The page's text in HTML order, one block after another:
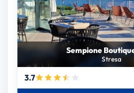
Sempione
Stresa
3.7